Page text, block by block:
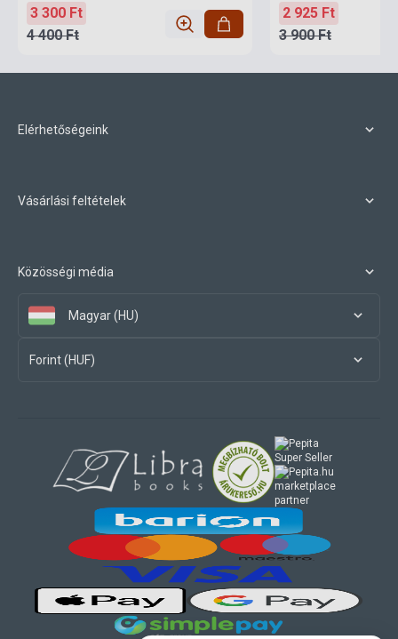
3 300 Ft
4 400 Ft
2 925 Ft
3 900 Ft
Elérhetőségeink
Vásárlási feltételek
Közösségi média
Magyar (HU)
Forint (HUF)
marketplace
partner